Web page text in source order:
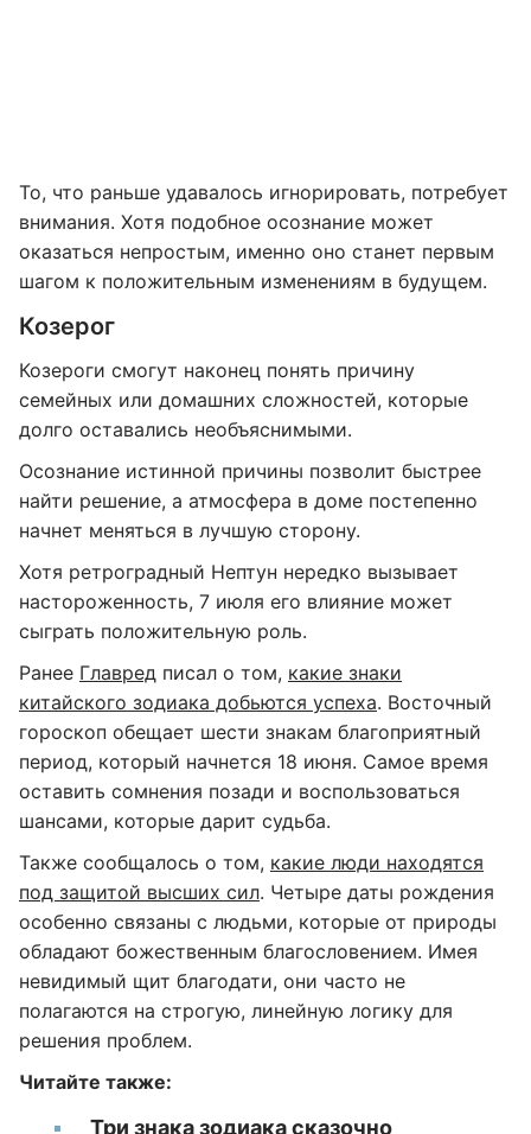
То, что раньше удавалось игнорировать, потребует
внимания. Хотя подобное осознание может
оказаться непростым, именно оно станет первым
шагом к положительным изменениям в будущем.
Козерог
Козероги смогут наконец понять причину
семейных или домашних сложностей, которые
долго оставались необъяснимыми.
Осознание истинной причины позволит быстрее
найти решение, а атмосфера в доме постепенно
начнет меняться в лучшую сторону.
Хотя ретроградный Нептун нередко вызывает
настороженность, 7 июля его влияние может
сыграть положительную роль.
Ранее Главред писал о том, какие знаки
китайского зодиака добьются успеха. Восточный
гороскоп обещает шести знакам благоприятный
период, который начнется 18 июня. Самое время
оставить сомнения позади и воспользоваться
шансами, которые дарит судьба.
Также сообщалось о том, какие люди находятся
под защитой высших сил. Четыре даты рождения
особенно связаны с людьми, которые от природы
обладают божественным благословением. Имея
невидимый щит благодати, они часто не
полагаются на строгую, линейную логику для
решения проблем.
Читайте также:
Три знака зодиака сказочно